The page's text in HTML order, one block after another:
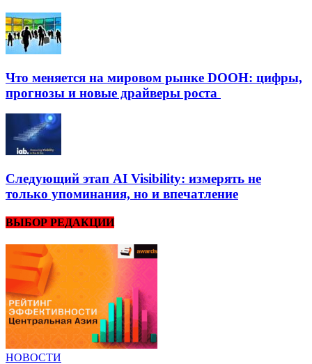
Что меняется на мировом рынке DOOH: цифры,
прогнозы и новые драйверы роста
Следующий этап AI Visibility: измерять не
только упоминания, но и впечатление
ВЫБОР РЕДАКЦИИ
НОВОСТИ